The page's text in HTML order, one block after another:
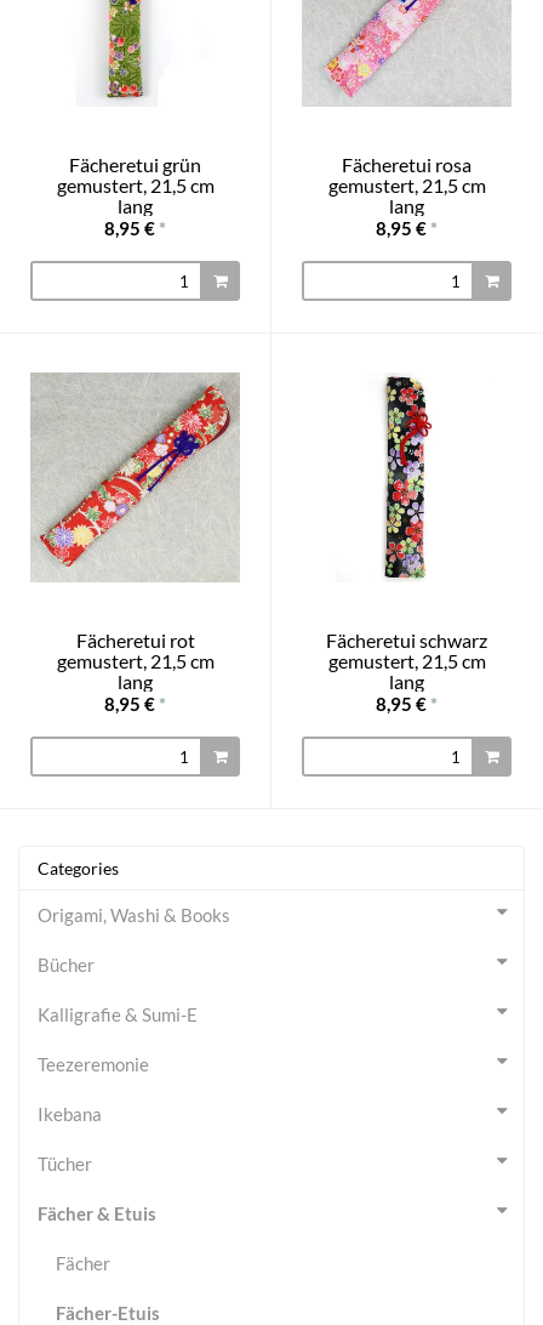
Fächeretui grün
gemustert, 21,5 cm
lang
8,95 € *
Fächeretui rosa
gemustert, 21,5 cm
lang
8,95 € *
Fächeretui rot
gemustert, 21,5 cm
lang
8,95 € *
Fächeretui schwarz
gemustert, 21,5 cm
lang
8,95 € *
Categories
Origami, Washi & Books
Bücher
Kalligrafie & Sumi-E
Teezeremonie
Ikebana
Tücher
Fächer & Etuis
Fächer
Fächer-Etuis